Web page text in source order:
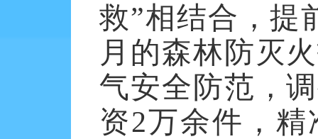
救”相结合，提
月的森林防灭
气安全防范，
资2万余件，